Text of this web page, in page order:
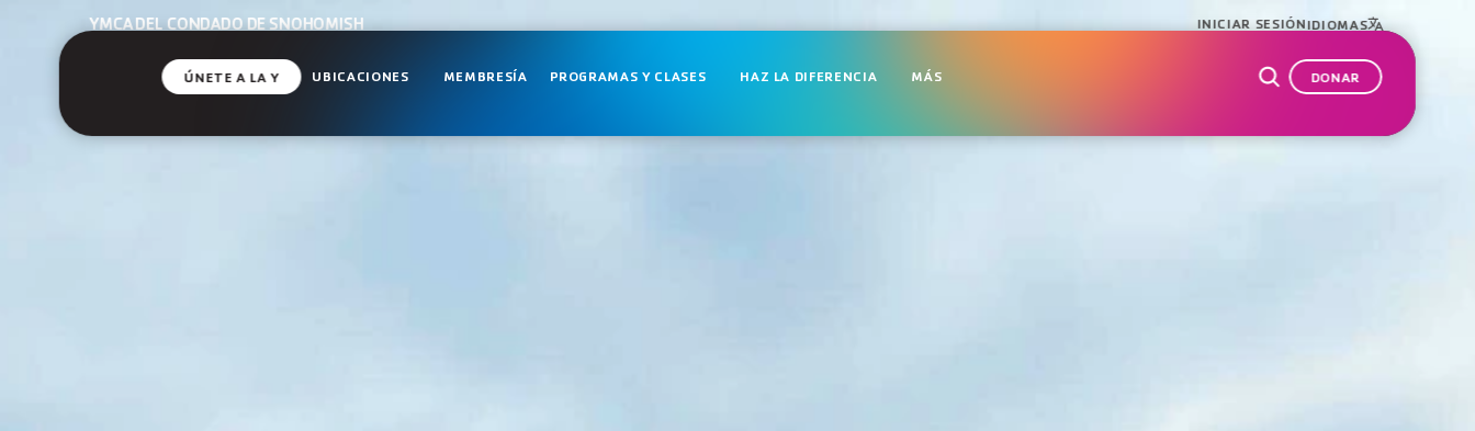
YMCA DEL CONDADO DE SNOHOMISH INICIAR SESIÓNIDIOMAS
ÚNETE A LA Y UBICACIONES MEMBRESÍA PROGRAMAS Y CLASES HAZ LA DIFERENCIA MÁS DONAR